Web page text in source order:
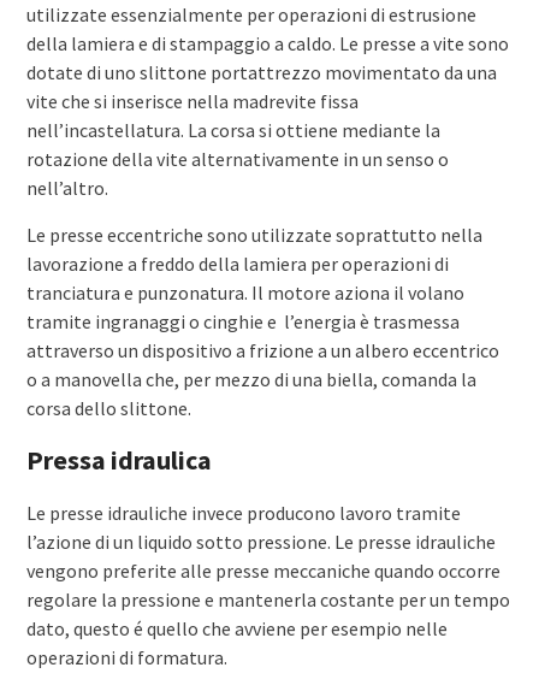
utilizzate essenzialmente per operazioni di estrusione
della lamiera e di stampaggio a caldo. Le presse a vite sono
dotate di uno slittone portattrezzo movimentato da una
vite che si inserisce nella madrevite fissa
nell’incastellatura. La corsa si ottiene mediante la
rotazione della vite alternativamente in un senso o
nell’altro.
Le presse eccentriche sono utilizzate soprattutto nella
lavorazione a freddo della lamiera per operazioni di
tranciatura e punzonatura. Il motore aziona il volano
tramite ingranaggi o cinghie e l’energia è trasmessa
attraverso un dispositivo a frizione a un albero eccentrico
o a manovella che, per mezzo di una biella, comanda la
corsa dello slittone.
Pressa idraulica
Le presse idrauliche invece producono lavoro tramite
l’azione di un liquido sotto pressione. Le presse idrauliche
vengono preferite alle presse meccaniche quando occorre
regolare la pressione e mantenerla costante per un tempo
dato, questo é quello che avviene per esempio nelle
operazioni di formatura.